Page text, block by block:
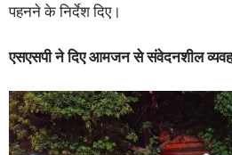
पहनने के निर्देश दिए।
एसएसपी ने दिए आमजन से संवेदनशील